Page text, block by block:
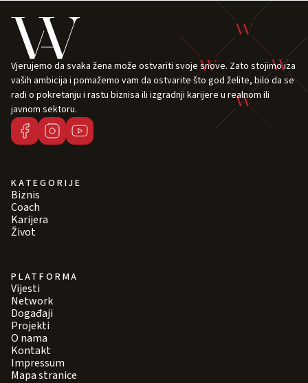
Vjerujemo da svaka žena može ostvariti svoje snove. Zato stojimo iza
vaših ambicija i pomažemo vam da ostvarite što god želite, bilo da se
radi o pokretanju i rastu biznisa ili izgradnji karijere u realnom ili
javnom sektoru.
KATEGORIJE
Biznis
Coach
Karijera
Život
PLATFORMA
Vijesti
Network
Događaji
Projekti
O nama
Kontakt
Impressum
Mapa stranice